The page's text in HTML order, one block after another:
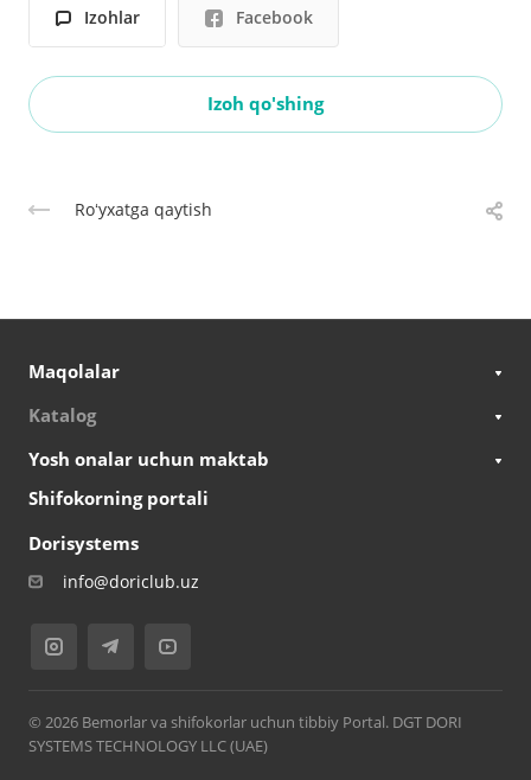
Izohlar Facebook
Izoh qo'shing
Roʻyxatga qaytish
Maqolalar
Katalog
Yosh onalar uchun maktab
Shifokorning portali
Dorisystems
info@doriclub.uz
© 2026 Bemorlar va shifokorlar uchun tibbiy Portal. DGT DORI
SYSTEMS TECHNOLOGY LLC (UAE)